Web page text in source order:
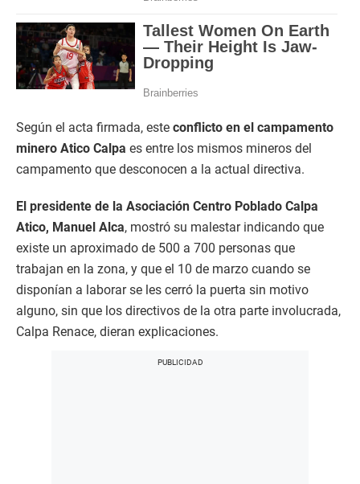
Según el acta firmada, este conflicto en el campamento
minero Atico Calpa es entre los mismos mineros del
campamento que desconocen a la actual directiva.
El presidente de la Asociación Centro Poblado Calpa
Atico, Manuel Alca, mostró su malestar indicando que
existe un aproximado de 500 a 700 personas que
trabajan en la zona, y que el 10 de marzo cuando se
disponían a laborar se les cerró la puerta sin motivo
alguno, sin que los directivos de la otra parte involucrada,
Calpa Renace, dieran explicaciones.